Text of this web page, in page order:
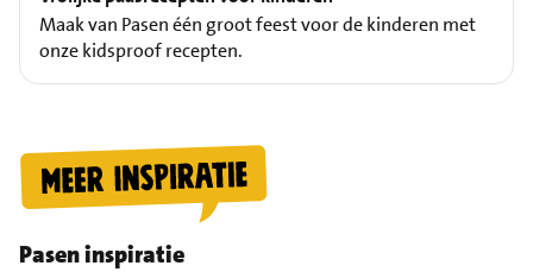
Maak van Pasen één groot feest voor de kinderen met
onze kidsproof recepten.
Pasen inspiratie